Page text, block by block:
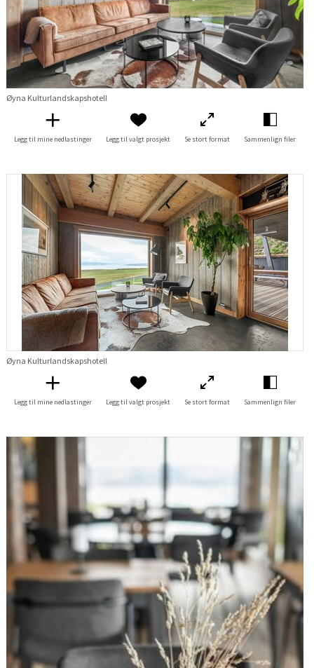
Øyna Kulturlandskapshotell
Legg til mine nedlastinger Legg til valgt prosjekt Se stort format Sammenlign filer
Øyna Kulturlandskapshotell
Legg til mine nedlastinger Legg til valgt prosjekt Se stort format Sammenlign filer